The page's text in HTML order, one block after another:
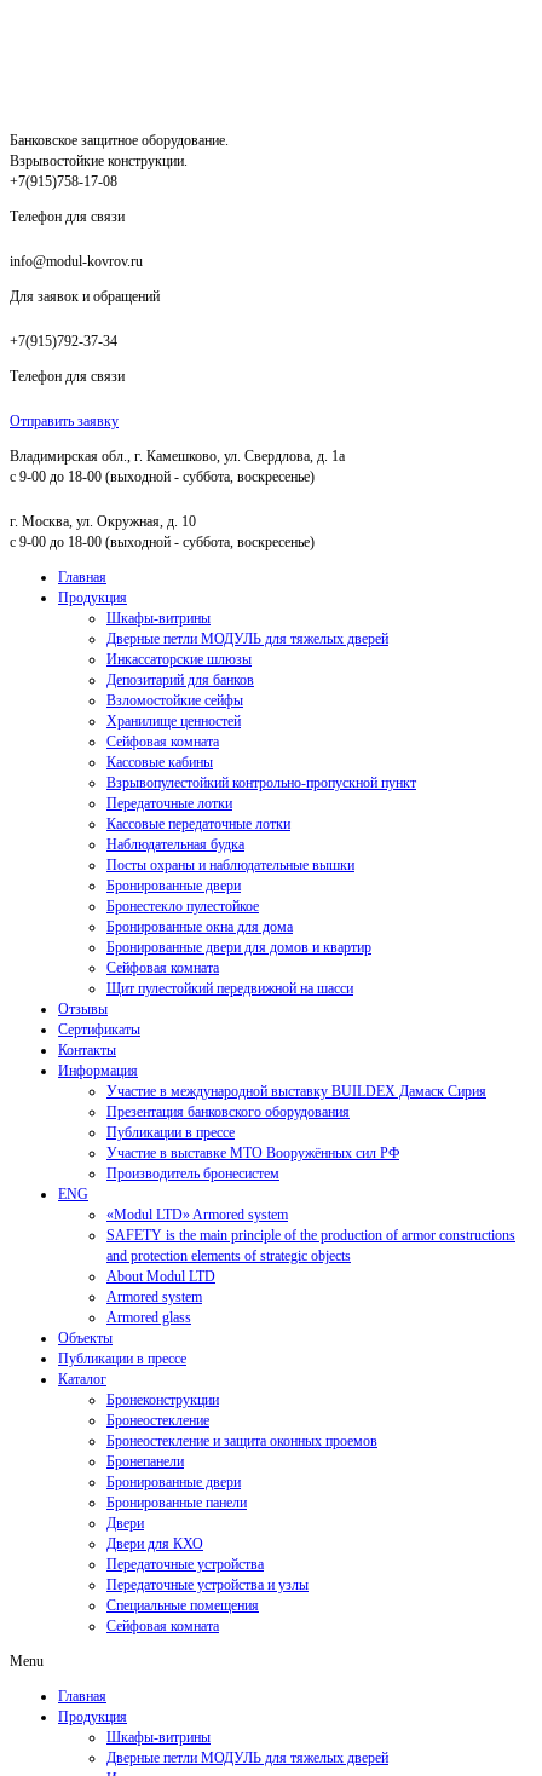
Банковское защитное оборудование.
Взрывостойкие конструкции.
+7(915)758-17-08
Телефон для связи
info@modul-kovrov.ru
Для заявок и обращений
+7(915)792-37-34
Телефон для связи
Отправить заявку
Владимирская обл., г. Камешково, ул. Свердлова, д. 1а
с 9-00 до 18-00 (выходной - суббота, воскресенье)
г. Москва, ул. Окружная, д. 10
с 9-00 до 18-00 (выходной - суббота, воскресенье)
Главная
Продукция
Шкафы-витрины
Дверные петли МОДУЛЬ для тяжелых дверей
Инкассаторские шлюзы
Депозитарий для банков
Взломостойкие сейфы
Хранилище ценностей
Сейфовая комната
Кассовые кабины
Взрывопулестойкий контрольно-пропускной пункт
Передаточные лотки
Кассовые передаточные лотки
Наблюдательная будка
Посты охраны и наблюдательные вышки
Бронированные двери
Бронестекло пулестойкое
Бронированные окна для дома
Бронированные двери для домов и квартир
Сейфовая комната
Щит пулестойкий передвижной на шасси
Отзывы
Сертификаты
Контакты
Информация
Участие в международной выставку BUILDEX Дамаск Сирия
Презентация банковского оборудования
Публикации в прессе
Участие в выставке МТО Вооружённых сил РФ
Производитель бронесистем
ENG
«Modul LTD» Armored system
SAFETY is the main principle of the production of armor constructions
and protection elements of strategic objects
About Modul LTD
Armored system
Armored glass
Объекты
Публикации в прессе
Каталог
Бронеконструкции
Бронеостекление
Бронеостекление и защита оконных проемов
Бронепанели
Бронированные двери
Бронированные панели
Двери
Двери для КХО
Передаточные устройства
Передаточные устройства и узлы
Специальные помещения
Сейфовая комната
Menu
Главная
Продукция
Шкафы-витрины
Дверные петли МОДУЛЬ для тяжелых дверей